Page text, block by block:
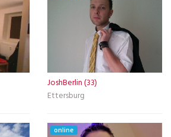
JoshBerlin (33)
Ettersburg
online